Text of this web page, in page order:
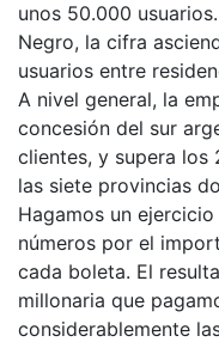
unos 50.000
Negro, la cifra
usuarios entre
A nivel general, la
concesión del sur
clientes, y supera los
las siete provincias
Hagamos un
números por el
cada boleta. El
millonaria que
considerablemente